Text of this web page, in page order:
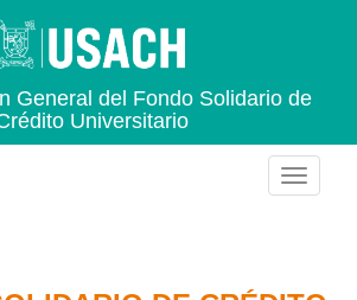
General del Fondo Solidario de
Universitario